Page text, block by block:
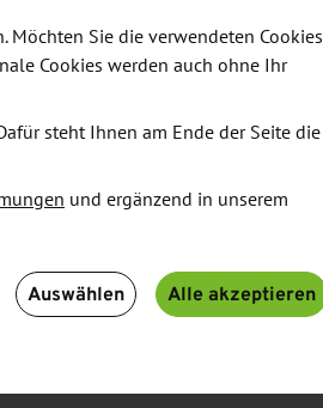
SEMICON
Displays
im
Möchten Sie die verwendeten Cookies
Cookies werden auch ohne Ihr
steht Ihnen am Ende der Seite die
und ergänzend in unserem
Auswählen Alle akzeptieren